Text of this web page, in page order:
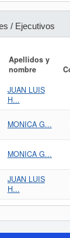
/ Ejecutivos
Apellidos y
nombre
JUAN LUIS
H...
MONICA G...
MONICA G...
JUAN LUIS
H...